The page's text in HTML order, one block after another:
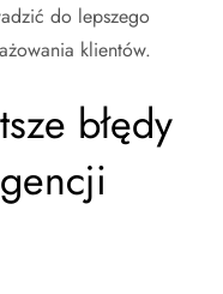
do lepszego
klientów.
błędy